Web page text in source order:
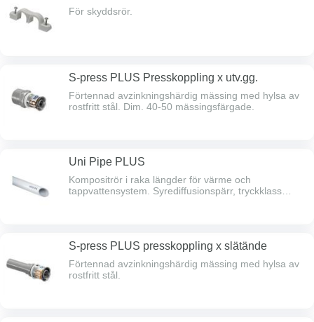
För skyddsrör.
S-press PLUS Presskoppling x utv.gg.
Förtennad avzinkningshärdig mässing med hylsa av
rostfritt stål. Dim. 40-50 mässingsfärgade.
Uni Pipe PLUS
Kompositrör i raka längder för värme och
tappvattensystem. Syrediffusionspärr, tryckklass
S-press PLUS presskoppling x slätände
Förtennad avzinkningshärdig mässing med hylsa av
rostfritt stål.